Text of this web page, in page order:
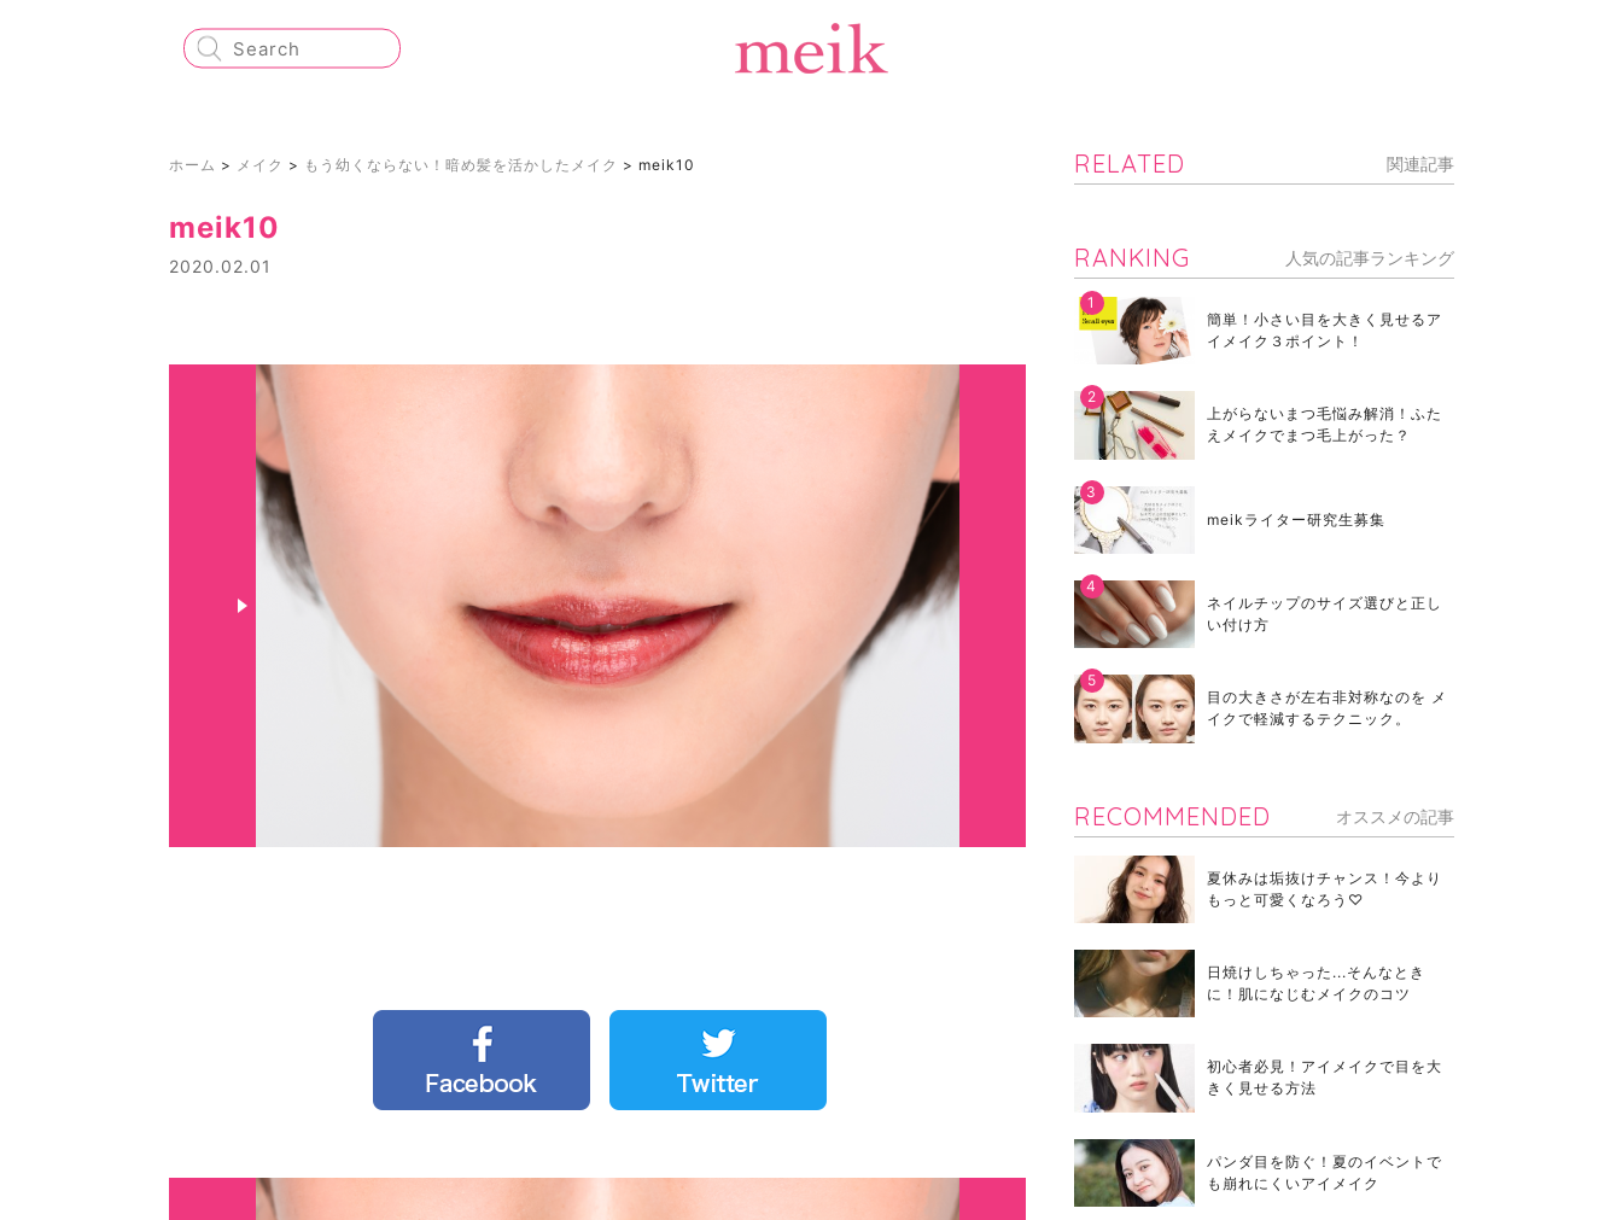
ホーム > メイク > もう幼くならない！暗め髪を活かしたメイク > meik10
meik10
2020.02.01
RELATED 関連記事
RANKING 人気の記事ランキング
簡単！小さい目を大きく見せるア
イメイク３ポイント！
上がらないまつ毛悩み解消！ふた
えメイクでまつ毛上がった？
meikライター研究生募集
ネイルチップのサイズ選びと正し
い付け方
目の大きさが左右非対称なのを メ
イクで軽減するテクニック。
RECOMMENDED オススメの記事
夏休みは垢抜けチャンス！今より
もっと可愛くなろう♡
日焼けしちゃった...そんなとき
に！肌になじむメイクのコツ
初心者必見！アイメイクで目を大
きく見せる方法
パンダ目を防ぐ！夏のイベントで
も崩れにくいアイメイク